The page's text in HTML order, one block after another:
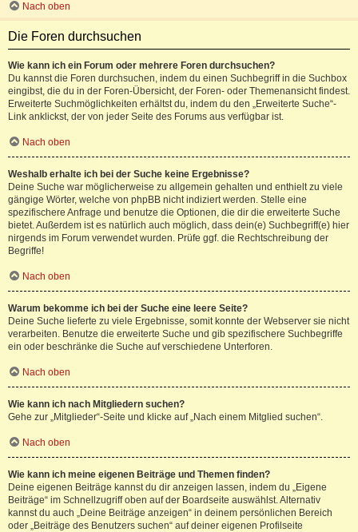
Nach oben
Die Foren durchsuchen
Wie kann ich ein Forum oder mehrere Foren durchsuchen?
Du kannst die Foren durchsuchen, indem du einen Suchbegriff in die Suchbox
eingibst, die du in der Foren-Übersicht, der Foren- oder Themenansicht findest.
Erweiterte Suchmöglichkeiten erhältst du, indem du den „Erweiterte Suche“-
Link anklickst, der von jeder Seite des Forums aus verfügbar ist.
Nach oben
Weshalb erhalte ich bei der Suche keine Ergebnisse?
Deine Suche war möglicherweise zu allgemein gehalten und enthielt zu viele
gängige Wörter, welche von phpBB nicht indiziert werden. Stelle eine
spezifischere Anfrage und benutze die Optionen, die dir die erweiterte Suche
bietet. Außerdem ist es natürlich auch möglich, dass dein(e) Suchbegriff(e) hier
nirgends im Forum verwendet wurden. Prüfe ggf. die Rechtschreibung der
Begriffe!
Nach oben
Warum bekomme ich bei der Suche eine leere Seite?
Deine Suche lieferte zu viele Ergebnisse, somit konnte der Webserver sie nicht
verarbeiten. Benutze die erweiterte Suche und gib spezifischere Suchbegriffe
ein oder beschränke die Suche auf verschiedene Unterforen.
Nach oben
Wie kann ich nach Mitgliedern suchen?
Gehe zur „Mitglieder“-Seite und klicke auf „Nach einem Mitglied suchen“.
Nach oben
Wie kann ich meine eigenen Beiträge und Themen finden?
Deine eigenen Beiträge kannst du dir anzeigen lassen, indem du „Eigene
Beiträge“ im Schnellzugriff oben auf der Boardseite auswählst. Alternativ
kannst du auch „Deine Beiträge anzeigen“ in deinem persönlichen Bereich
oder „Beiträge des Benutzers suchen“ auf deiner eigenen Profilseite